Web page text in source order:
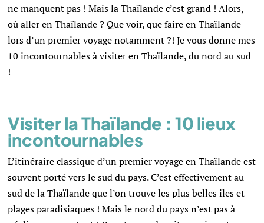
ne manquent pas ! Mais la Thaïlande c’est grand ! Alors,
où aller en Thaïlande ? Que voir, que faire en Thaïlande
lors d’un premier voyage notamment ?! Je vous donne mes
10 incontournables à visiter en Thaïlande, du nord au sud
!
Visiter la Thaïlande : 10 lieux
incontournables
L’itinéraire classique d’un premier voyage en Thaïlande est
souvent porté vers le sud du pays. C’est effectivement au
sud de la Thaïlande que l’on trouve les plus belles iles et
plages paradisiaques ! Mais le nord du pays n’est pas à